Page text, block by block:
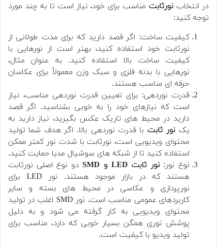
در انتخاب نورثابت مناسب برای خود، نیاز است تا به چند مورد
توجه کنید:
کیفیت ساخت: اگر قصد دارید که برای مدت طولانی از
نورثابت خود استفاده کنید، بهتر است از نورهایی با
کیفیت ساخت بالا استفاده کنید. به عنوان مثال،
نورهایی با بدنه فلزی و سبک وزن معمولاً برای عکاسان
حرفه ای مناسب هستند.
قدرت نوردهی: برای تعیین قدرت نوردهی مناسب، نیاز
است که نیازهای خود را به خوبی بشناسید. اگر قصد
دارید در محیط های تاریک عکس بگیرید، نیاز دارید به
یکنور ثابت با قدرت نوردهی بالا. اگر هدف شما تولید
محتوای ویدیویی است، نورثابت با شدت نور کمتر ممکن
استفاده کنید تا از شبکه های سوشیال مدیا حمایت کنید.
نوع نور:نور ثابت LED و SMD
دو نوع اصلی نورثابت
هستند که در بازار موجود هستند. نور LED برای
نورپردازی و عکاسی در محیط های بسته و سایر
کاربردهای عمومی مناسب است. نور SMD اغلب در تولید
محتوای ویدیویی به کار گرفته می شود و به دلیل
پوشش نوری همگن بسیار خوبی که دارد، مناسب برای
تولید ویدیو با کیفیت است.